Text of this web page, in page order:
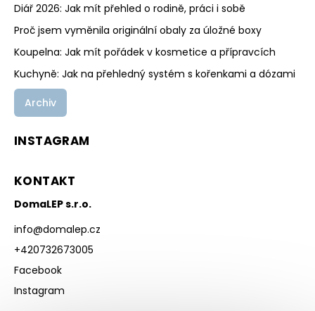
Diář 2026: Jak mít přehled o rodině, práci i sobě
Proč jsem vyměnila originální obaly za úložné boxy
Koupelna: Jak mít pořádek v kosmetice a přípravcích
Kuchyně: Jak na přehledný systém s kořenkami a dózami
Archiv
INSTAGRAM
KONTAKT
DomaLEP s.r.o.
info@domalep.cz
+420732673005
Facebook
Instagram